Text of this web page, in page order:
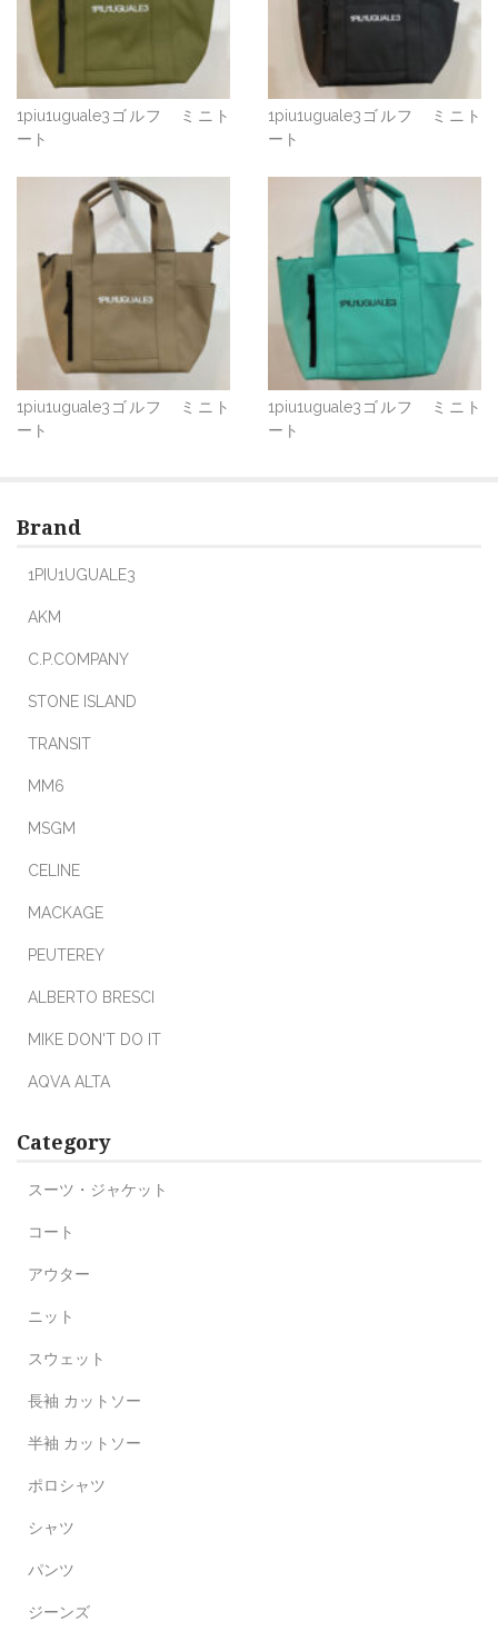
1piu1uguale3ゴルフ ミニト
ート
1piu1uguale3ゴルフ ミニト
ート
1piu1uguale3ゴルフ ミニト
ート
1piu1uguale3ゴルフ ミニト
ート
Brand
1PIU1UGUALE3
AKM
C.P.COMPANY
STONE ISLAND
TRANSIT
MM6
MSGM
CELINE
MACKAGE
PEUTEREY
ALBERTO BRESCI
MIKE DON'T DO IT
AQVA ALTA
Category
スーツ・ジャケット
コート
アウター
ニット
スウェット
長袖 カットソー
半袖 カットソー
ポロシャツ
シャツ
パンツ
ジーンズ